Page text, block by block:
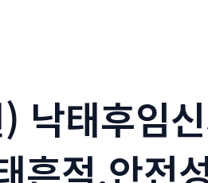
낙태후임
흔적,안전